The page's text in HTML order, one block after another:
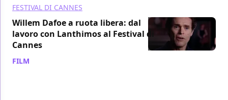
FESTIVAL DI CANNES
Willem Dafoe a ruota libera: dal
lavoro con Lanthimos al Festival di
Cannes
FILM